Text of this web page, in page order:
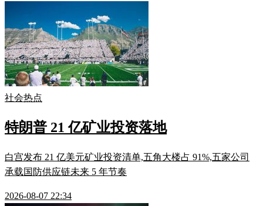
社会热点
特朗普 21 亿矿业投资落地
白宫发布 21 亿美元矿业投资清单,五角大楼占 91%,五家公司
承载国防供应链未来 5 年节奏
2026-08-07 22:34